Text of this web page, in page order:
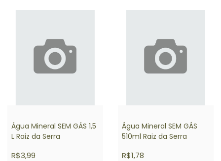
Água Mineral SEM GÁS 1,5
L Raiz da Serra
R$3,99
Água Mineral SEM GÁS
510ml Raiz da Serra
R$1,78